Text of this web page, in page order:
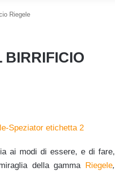
Riegele
BIRRIFICIO
ai modi di essere, e di fare,
della gamma
Riegele,